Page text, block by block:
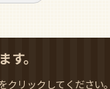
す。
クリックしてください